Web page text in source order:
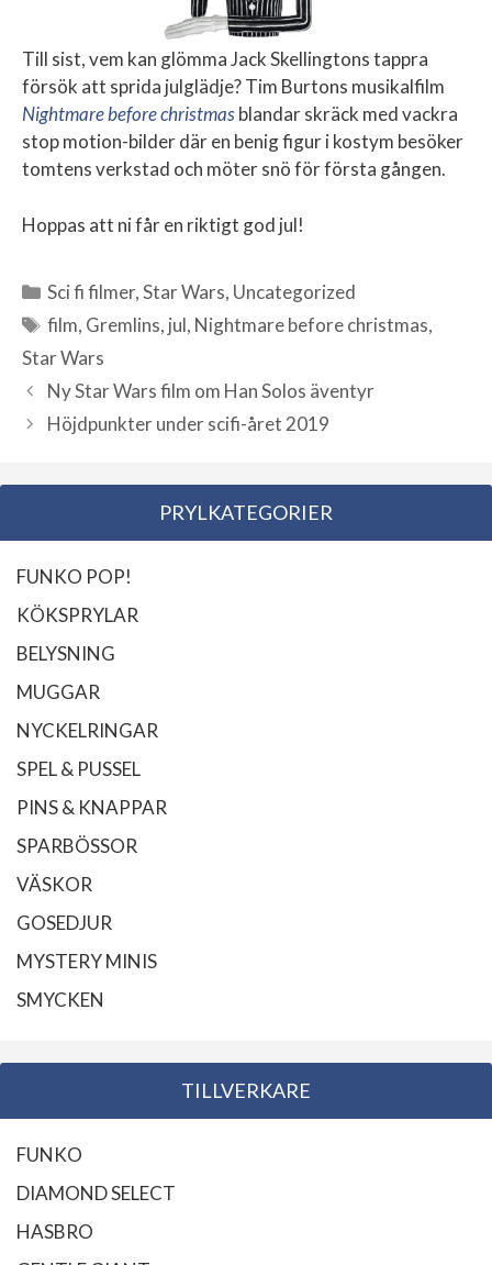
Till sist, vem kan glömma Jack Skellingtons tappra
försök att sprida julglädje? Tim Burtons musikalfilm
Nightmare before christmasblandar skräck med vackra
stop motion-bilder där en benig figur i kostym besöker
tomtens verkstad och möter snö för första gången.
Hoppas att ni får en riktigt god jul!
Kategorier
Sci fi filmer,Star Wars, Uncategorized
Etiketter
film, Gremlins, jul, Nightmare before christmas,
Star Wars
Ny Star Wars film om Han Solos äventyr
Höjdpunkter under scifi-året 2019
PRYLKATEGORIER
FUNKO POP!
KÖKSPRYLAR
BELYSNING
MUGGAR
NYCKELRINGAR
SPEL & PUSSEL
PINS & KNAPPAR
SPARBÖSSOR
VÄSKOR
GOSEDJUR
MYSTERY MINIS
SMYCKEN
TILLVERKARE
FUNKO
DIAMOND SELECT
HASBRO